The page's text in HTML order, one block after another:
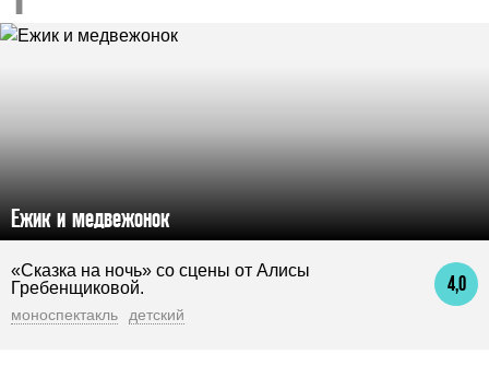
Ежик и медвежонок
4,0
«Сказка на ночь» со сцены от Алисы
Гребенщиковой.
моноспектакль детский